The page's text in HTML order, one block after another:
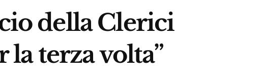
della Clerici
terza volta”